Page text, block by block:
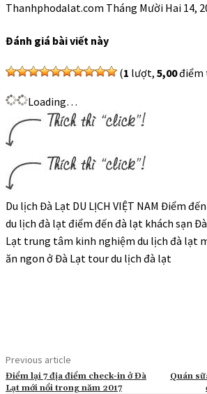
Thanhphodalat.com Tháng Mười Hai 14,
Đánh giá bài viết này
(1 lượt, 5,00điểm
Loading…
Du lịch Đà Lạt DU LỊCH VIỆT NAM Điểm
du lịch đà lạt điểm đến đà lạt khách sạn
Lạt trung tâm kinh nghiệm du lịch đà lạt
ăn ngon ở Đà Lạt tour du lịch đà lạt
Previous article
Điểm lại 7 địa điểm check-in ở Đà
Lạt mới nổi trong năm 2017
Quán